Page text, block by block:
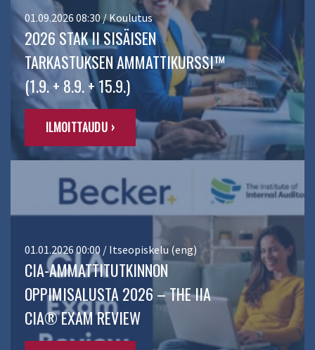
01.09.2026 08:30 / Koulutus
2026 STAK II SISÄISEN
TARKASTUKSEN AMMATTIKURSSI™
(1.9. + 8.9. + 15.9.)
ILMOITTAUDU ›
01.01.2026 00:00 / Itseopiskelu (eng)
CIA-AMMATTITUTKINNON
OPPIMISALUSTA 2026 – THE IIA
CIA® EXAM REVIEW